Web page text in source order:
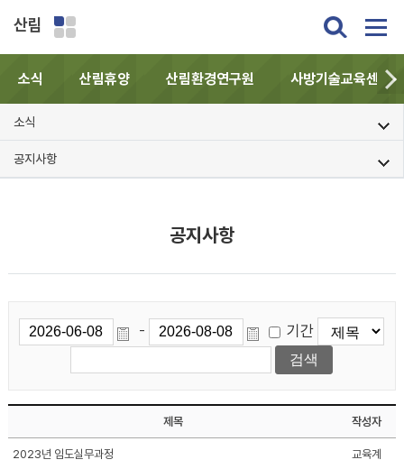
산림
소식 산림휴양 산림환경연구원 사방기술교육센터
소식
공지사항
공지사항
- 기간
제목 작성자
2023년 임도실무과정 교육계